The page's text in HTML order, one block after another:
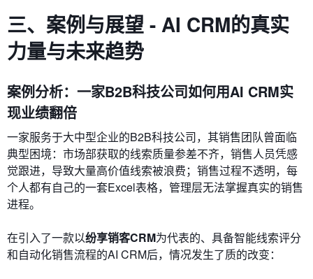
三、案例与展望 - AI CRM的真实
力量与未来趋势
案例分析：一家B2B科技公司如何用AI CRM实
现业绩翻倍
一家服务于大中型企业的B2B科技公司，其销售团队曾面临
典型困境：市场部获取的线索质量参差不齐，销售人员凭感
觉跟进，导致大量高价值线索被浪费；销售过程不透明，每
个人都有自己的一套Excel表格，管理层无法掌握真实的销售
进程。
在引入了一款以纷享销客CRM为代表的、具备智能线索评分
和自动化销售流程的AI CRM后，情况发生了质的改变：